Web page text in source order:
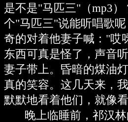
是不是"马匹三"（mp3
个"马匹三"说能听唱歌
奇的对着他妻子喊："哎
东西可真是怪了，声音
妻子带上。昏暗的煤油
真的笑容。这几天来，
默默地看着他们，就像
晚上临睡前，祁汉林